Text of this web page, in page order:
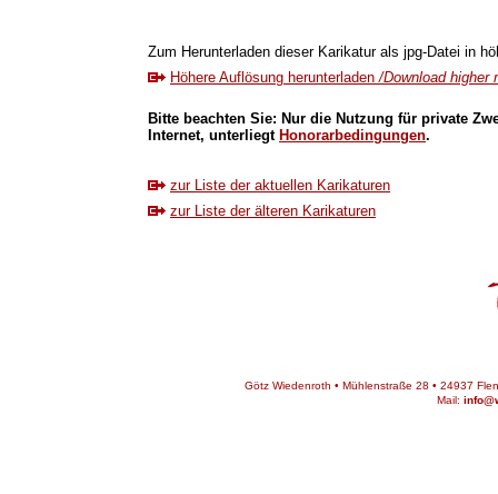
Zum Herunterladen dieser Karikatur als jpg-Datei in
Höhere Auflösung herunterladen/Download higher
Bitte beachten Sie: Nur die Nutzung für private
Internet, unterliegt Honorarbedingungen.
zur Liste der aktuellen Karikaturen
zur Liste der älteren Karikaturen
Götz Wiedenroth • Mühlenstraße 28 • 24937
Mail: